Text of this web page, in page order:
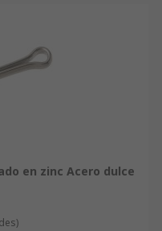
en zinc Acero dulce